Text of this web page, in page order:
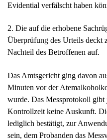
Evidential verfälscht haben
2. Die auf die erhobene
Überprüfung des Urteils deckt
Nachteil des Betroffenen auf.
Das Amtsgericht ging davon
Minuten vor der
wurde. Das Messprotokoll
Kontrollzeit keine Auskunft.
lediglich bestätigt, zur
sein, dem Probanden das